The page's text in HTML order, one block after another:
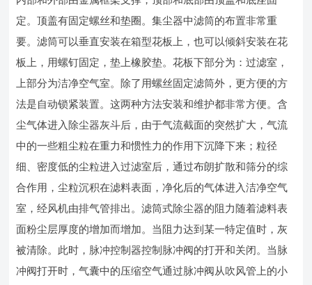
定。顶盖有固定螺丝和垫圈。集尘器中滤筒的布置非常重
要。滤筒可以垂直安装在箱型花板上，也可以倾斜安装在花
板上，用螺钉固定，垫上橡胶垫。花板下部分为：过滤室，
上部分为洁净空气室。除了用螺丝固定滤筒外，更方便的方
法是自动锁紧装置。这两种方法安装和维护都非常方便。含
尘气体进入除尘器灰斗后，由于气流截面的突然扩大，气流
中的一些粗尘粒在重力和惯性力的作用下沉降下来；粒径
细、密度低的尘粒进入过滤室后，通过布朗扩散和筛分的综
合作用，尘粒沉积在滤料表面，净化后的气体进入洁净空气
室，经风机由排气管排出。滤筒式除尘器的阻力随着滤料表
面粉尘层厚度的增加而增加。当阻力达到某一特定值时，灰
被清除。此时，脉冲控制器控制脉冲阀的打开和关闭。当脉
冲阀打开时，气囊中的压缩空气通过脉冲阀从吹风管上的小